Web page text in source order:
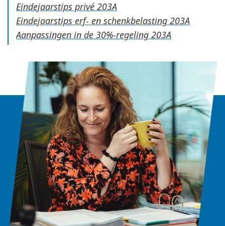
Eindejaarstips privé
Eindejaarstips erf- en schenkbelasting
Aanpassingen in de 30%-regeling